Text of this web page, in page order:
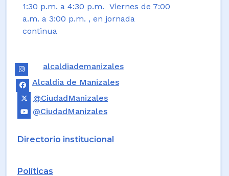
1:30 p.m. a 4:30 p.m. Viernes de 7:00
a.m. a 3:00 p.m. , en jornada
continua
alcaldiademanizales
Alcaldía de Manizales
@CiudadManizales
@CiudadManizales
Directorio institucional
Políticas